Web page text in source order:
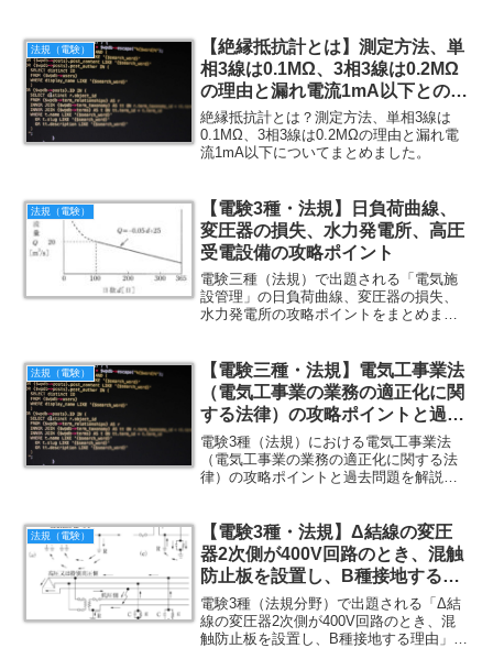
法規（電験）
【絶縁抵抗計とは】測定方法、単
相3線は0.1MΩ、3相3線は0.2MΩ
の理由と漏れ電流1mA以下との関
係
絶縁抵抗計とは？測定方法、単相3線は
0.1MΩ、3相3線は0.2MΩの理由と漏れ電
流1mA以下についてまとめました。
法規（電験）
【電験3種・法規】日負荷曲線、
変圧器の損失、水力発電所、高圧
受電設備の攻略ポイント
電験三種（法規）で出題される「電気施
設管理」の日負荷曲線、変圧器の損失、
水力発電所の攻略ポイントをまとめまし
法規（電験）
【電験三種・法規】電気工事業法
（電気工事業の業務の適正化に関
する法律）の攻略ポイントと過去
問題解説
電験3種（法規）における電気工事業法
（電気工事業の業務の適正化に関する法
律）の攻略ポイントと過去問題を解説し
法規（電験）
【電験3種・法規】Δ結線の変圧
器2次側が400V回路のとき、混触
防止板を設置し、B種接地する理
由
電験3種（法規分野）で出題される「Δ結
線の変圧器2次側が400V回路のとき、混
触防止板を設置し、B種接地する理由」に